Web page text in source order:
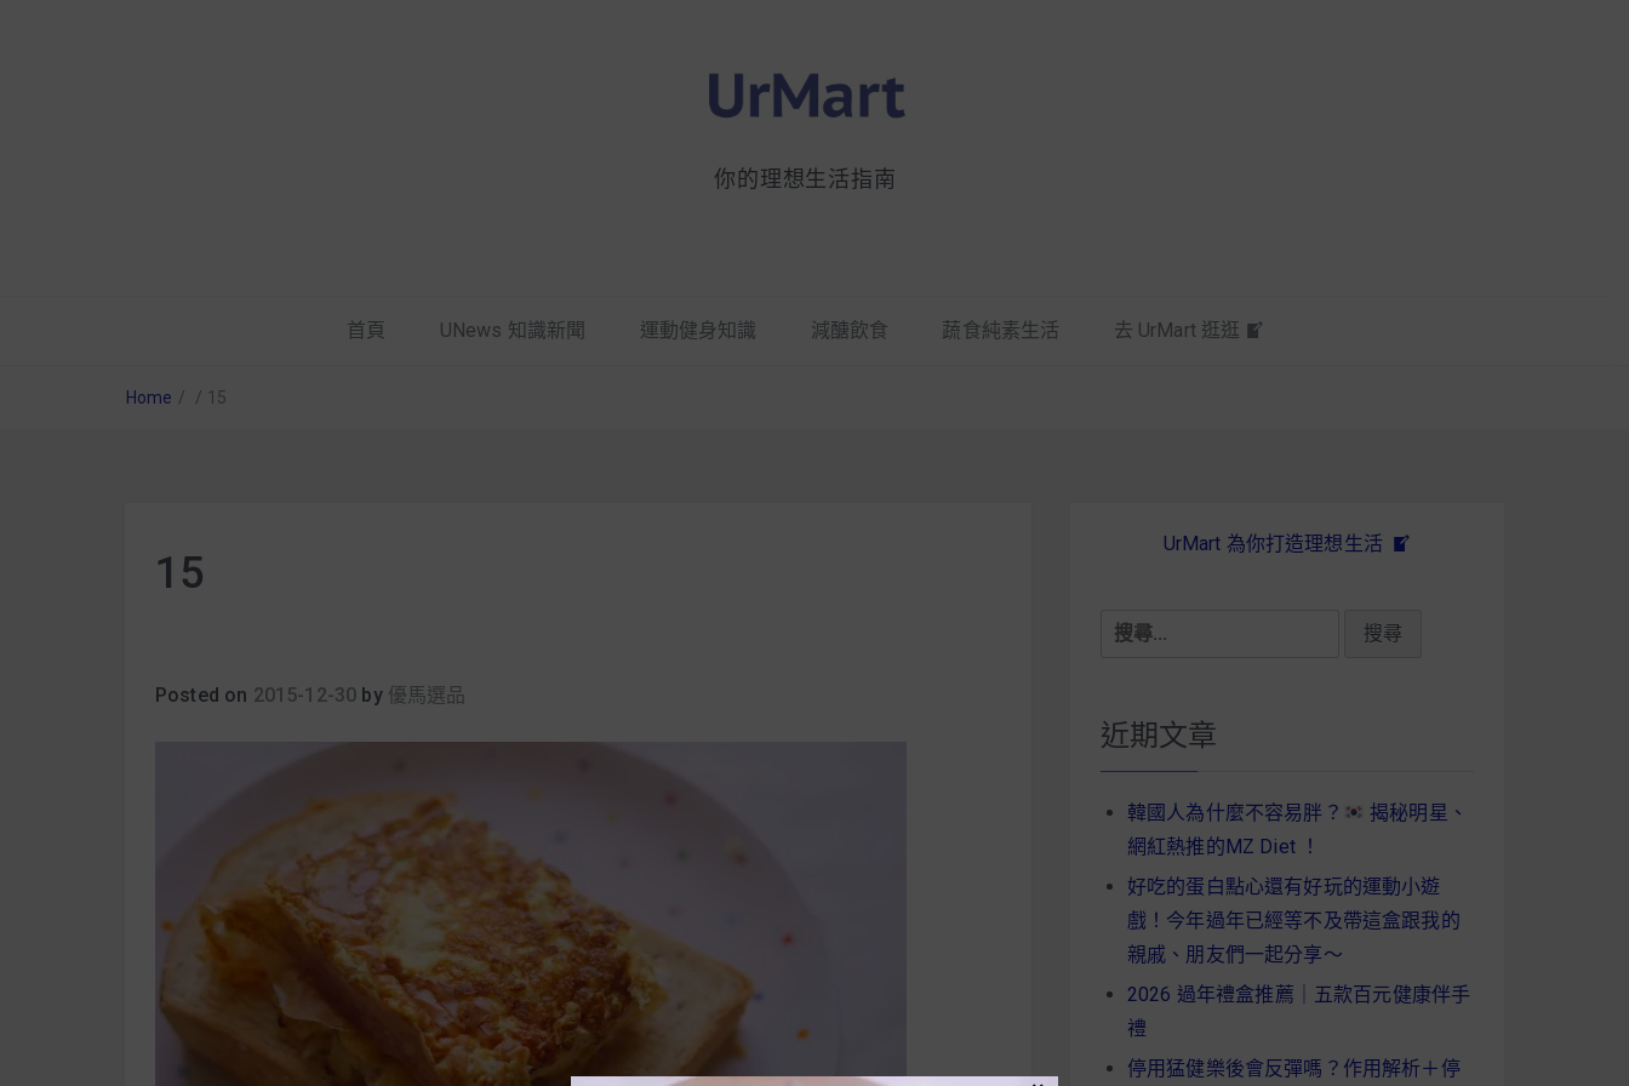
你的理想生活指南
首頁 UNews 知識新聞 運動健身知識 減醣飲食 蔬食純素生活 去 UrMart 逛逛
Home / / 15
15
Posted on 2015-12-30 by 優馬選品
UrMart 為你打造理想生活
搜
鍵
近期文章
韓國人為什麼不容易胖？
揭秘明星、
網紅熱推的MZ Diet ！
好吃的蛋白點心還有好玩的運動小遊
戲！今年過年已經等不及帶這盒跟我的
親戚、朋友們一起分享～
2026 過年禮盒推薦｜五款百元健康伴手
禮
停用猛健樂後會反彈嗎？作用解析＋停